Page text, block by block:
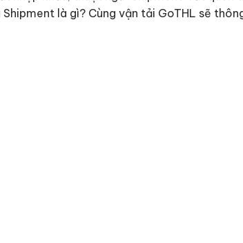
là gì? Cùng vận tải GoTHL sẽ